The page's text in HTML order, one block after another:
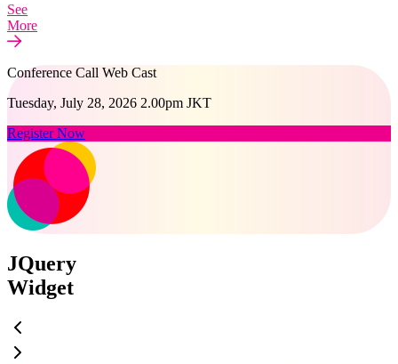
See
More
Conference Call Web Cast
Tuesday, July 28, 2026 2.00pm JKT
Register Now
JQuery
Widget